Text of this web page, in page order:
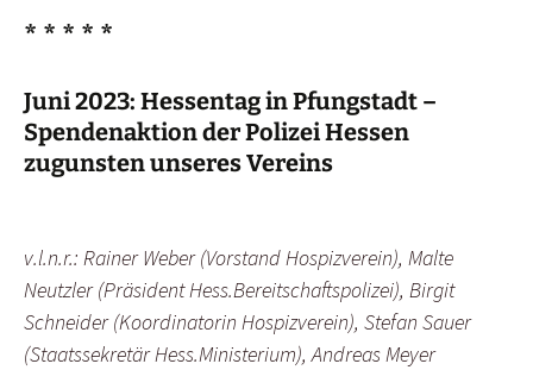
* * * * *
Juni 2023: Hessentag in Pfungstadt –
Spendenaktion der Polizei Hessen
zugunsten unseres Vereins
v.l.n.r.: Rainer Weber (Vorstand Hospizverein), Malte
Neutzler (Präsident Hess.Bereitschaftspolizei), Birgit
Schneider (Koordinatorin Hospizverein), Stefan Sauer
(Staatssekretär Hess.Ministerium), Andreas Meyer